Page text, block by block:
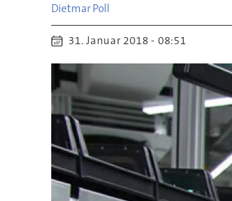
Dietmar Poll
31. Januar 2018 - 08:51